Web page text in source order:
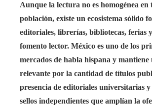
Aunque la lectura no es homogénea en
población, existe un ecosistema sólido
editoriales, librerías, bibliotecas, ferias
fomento lector. México es uno de los
mercados de habla hispana y mantiene
relevante por la cantidad de títulos
presencia de editoriales universitarias
sellos independientes que amplían la